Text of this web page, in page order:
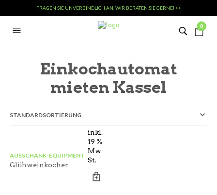
FRAGEN SIE UNVERBINDLICH AN, WIR BERATEN SIE GERNE! >>
0
Einkochautomat
mieten Kassel
inkl.
19 %
Mw
St.
AUSSCHANK-EQUIPMENT
Glühweinkocher